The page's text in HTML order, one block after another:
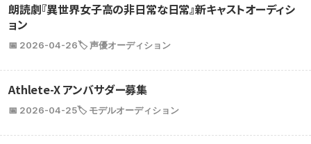
朗読劇『異世界女子高の非日常な日常』新キャストオーディシ
ョン
📅 2026-04-26🏷️ 声優オーディション
Athlete-X アンバサダー募集
📅 2026-04-25🏷️ モデルオーディション